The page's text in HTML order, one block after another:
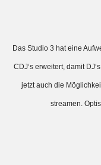
Das Studio 3 hat eine
CDJ‘s erweitert, damit
jetzt auch die
streamen.